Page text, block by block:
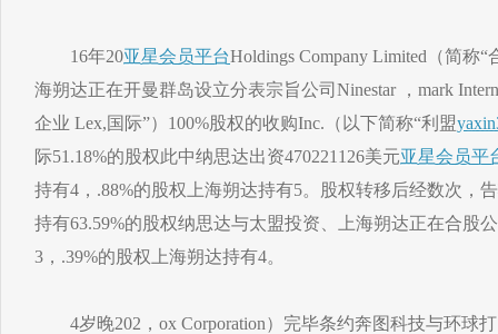
16年20亚星会员平台Holdings Company Limited（简称
海朔达正在开曼群岛设立分表宗旨公司Ninestar ，mark
企业 Lex,国际”）100%股权的收购Inc.（以下简称“利盟
际51.18%的股权此中纳思达出资470221126美元亚星会员平
持有4，.88%的股权上海朔达持有5。股权转移后经数次，
持有63.59%的股权纳思达与太盟投资、上海朔达正在合股
3，.39%的股权上海朔达持有4。
4岁晚202，ox Corporation）完毕条约奔图科技与环球